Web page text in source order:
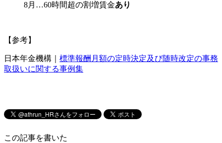
8月…60時間超の割増賃金あり
【参考】
日本年金機構｜ 標準報酬月額の定時決定及び随時改定の事務
取扱いに関する事例集
この記事を書いた